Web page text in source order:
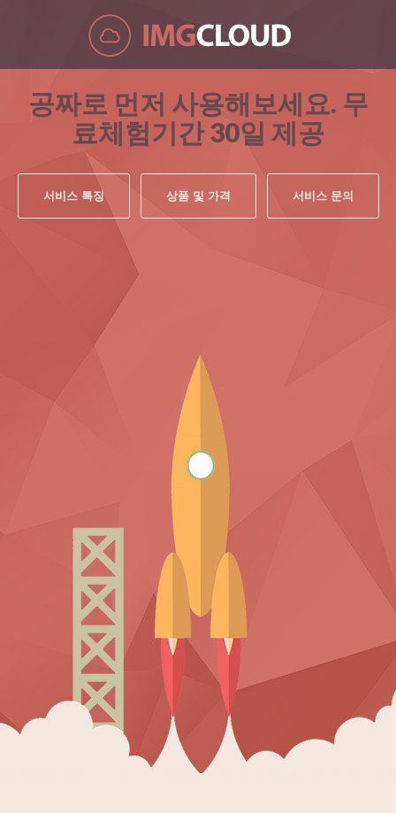
서비스 특징 상품 및 가격 서비스 문의